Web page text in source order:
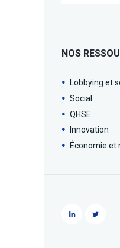
NOS
Lobbying et
Social
QHSE
Innovation
Économie et